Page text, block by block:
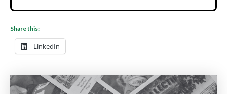
Share this:
LinkedIn